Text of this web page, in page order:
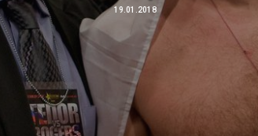
19.01.2018